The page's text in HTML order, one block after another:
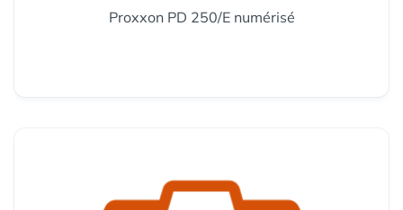
Proxxon PD 250/E numérisé